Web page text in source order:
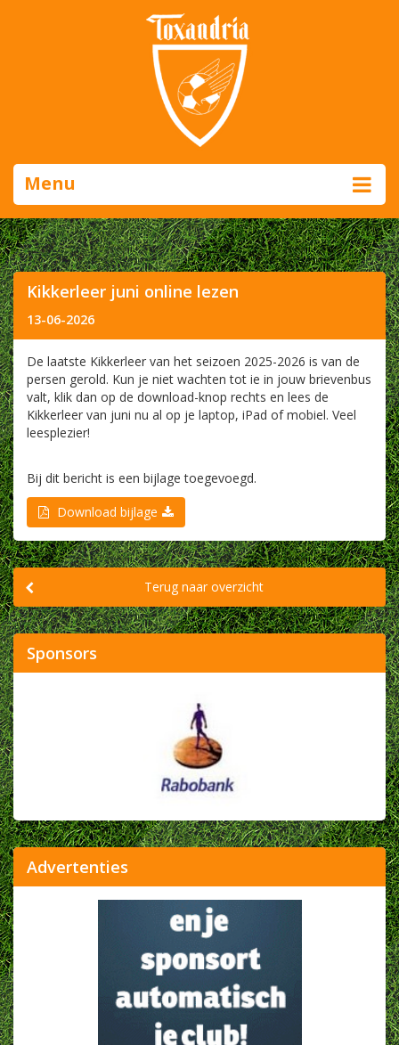
Menu
Kikkerleer juni online lezen
13-06-2026
De laatste Kikkerleer van het seizoen 2025-2026 is van de
persen gerold. Kun je niet wachten tot ie in jouw brievenbus
valt, klik dan op de download-knop rechts en lees de
Kikkerleer van juni nu al op je laptop, iPad of mobiel. Veel
leesplezier!
Bij dit bericht is een bijlage toegevoegd.
Download bijlage
Terug naar overzicht
Sponsors
Advertenties